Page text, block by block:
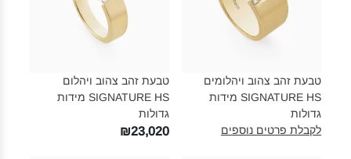
טבעת זהב צהוב ויהלומים
SIGNATURE HS מידות
גדולות‎
לקבלת פרטים נוספים
טבעת זהב צהוב ויהלום
SIGNATURE HS מידות
גדולות‎
₪23,020